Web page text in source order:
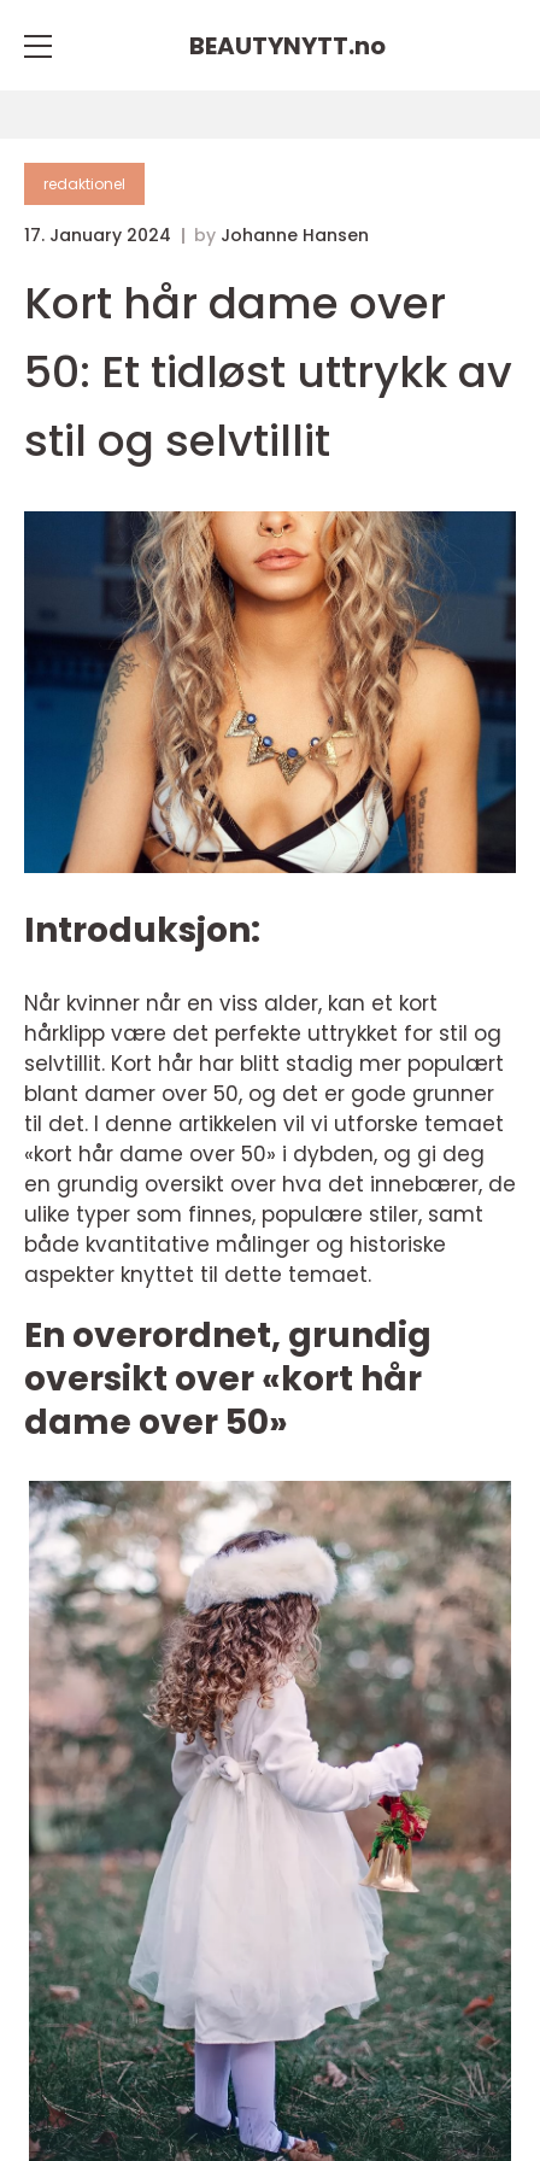
BEAUTYNYTT.no
redaktionel
17. January 2024 by Johanne Hansen
Kort hår dame over
50: Et tidløst uttrykk av
stil og selvtillit
Introduksjon:
Når kvinner når en viss alder, kan et kort
hårklipp være det perfekte uttrykket for stil og
selvtillit. Kort hår har blitt stadig mer populært
blant damer over 50, og det er gode grunner
til det. I denne artikkelen vil vi utforske temaet
«kort hår dame over 50» i dybden, og gi deg
en grundig oversikt over hva det innebærer, de
ulike typer som finnes, populære stiler, samt
både kvantitative målinger og historiske
aspekter knyttet til dette temaet.
En overordnet, grundig
oversikt over «kort hår
dame over 50»